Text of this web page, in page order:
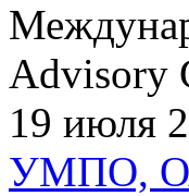
Advisory
19 июля
УМПО,